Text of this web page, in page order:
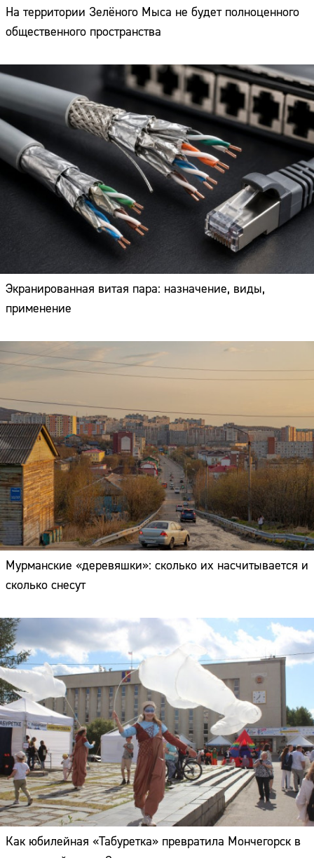
На территории Зелёного Мыса не будет полноценного
общественного пространства
Экранированная витая пара: назначение, виды,
применение
Мурманские «деревяшки»: сколько их насчитывается и
сколько снесут
Как юбилейная «Табуретка» превратила Мончегорск в